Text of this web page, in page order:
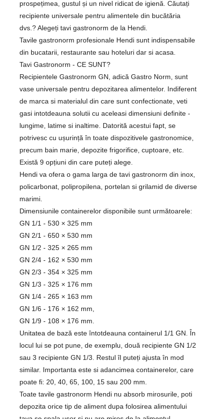
prospețimea, gustul și un nivel ridicat de igienă. Căutați
recipiente universale pentru alimentele din bucătăria
dvs.? Alegeți tavi gastronorm de la Hendi.
Tavile gastronorm profesionale Hendi sunt indispensabile
din bucatarii, restaurante sau hoteluri dar si acasa.
Tavi Gastronorm - CE SUNT?
Recipientele Gastronorm GN, adică Gastro Norm, sunt
vase universale pentru depozitarea alimentelor. Indiferent
de marca si materialul din care sunt confectionate, veti
gasi intotdeauna solutii cu aceleasi dimensiuni definite -
lungime, latime si inaltime. Datorită acestui fapt, se
potrivesc cu ușurință în toate dispozitivele gastronomice,
precum bain marie, depozite frigorifice, cuptoare, etc.
Există 9 opțiuni din care puteți alege.
Hendi va ofera o gama larga de tavi gastronorm din inox,
policarbonat, polipropilena, portelan si grilamid de diverse
marimi.
Dimensiunile containerelor disponibile sunt următoarele:
GN 1/1 - 530 × 325 mm
GN 2/1 - 650 × 530 mm
GN 1/2 - 325 × 265 mm
GN 2/4 - 162 × 530 mm
GN 2/3 - 354 × 325 mm
GN 1/3 - 325 × 176 mm
GN 1/4 - 265 × 163 mm
GN 1/6 - 176 × 162 mm,
GN 1/9 - 108 × 176 mm.
Unitatea de bază este întotdeauna containerul 1/1 GN. În
locul lui se pot pune, de exemplu, două recipiente GN 1/2
sau 3 recipiente GN 1/3. Restul îl puteți ajusta în mod
similar. Importanta este si adancimea containerelor, care
poate fi: 20, 40, 65, 100, 15 sau 200 mm.
Toate tavile gastronorm Hendi nu absorb mirosurile, poti
depozita orice tip de aliment dupa folosirea alimentului